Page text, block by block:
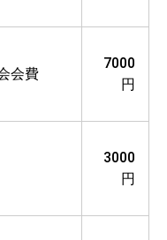
会費
7000
円
3000
円